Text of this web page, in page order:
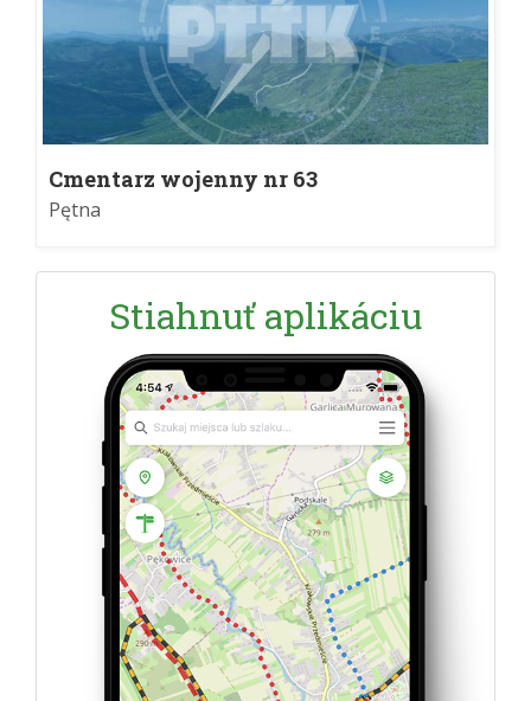
Cmentarz wojenny nr 63
Pętna
Stiahnuť aplikáciu